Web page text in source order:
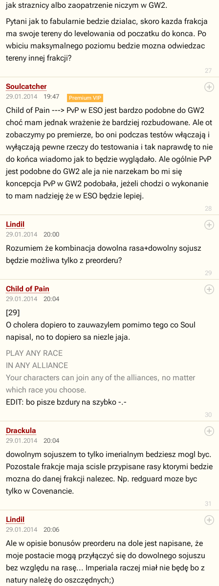
27
jak straznicy albo zaopatrzenie niczym w GW2.
Pytani jak to fabularnie bedzie dzialac, skoro kazda frakcja
ma swoje tereny do levelowania od poczatku do konca. Po
wbiciu maksymalnego poziomu bedzie mozna odwiedzac
tereny innej frakcji?
29.01.2014 19:47
28
Soulcatcher
Premium VIP
Child of Pain ---> PvP w ESO jest bardzo podobne do GW2
choć mam jednak wrażenie że bardziej rozbudowane. Ale ot
zobaczymy po premierze, bo oni podczas testów włączają i
wyłączają pewne rzeczy do testowania i tak naprawdę to nie
do końca wiadomo jak to będzie wyglądało. Ale ogólnie PvP
jest podobne do GW2 ale ja nie narzekam bo mi się
koncepcja PvP w GW2 podobała, jeżeli chodzi o wykonanie
to mam nadzieję że w ESO będzie lepiej.
29.01.2014 20:00
29
Lindil
Rozumiem że kombinacja dowolna rasa+dowolny sojusz
będzie możliwa tylko z preorderu?
29.01.2014 20:04
30
Child of Pain
[29]
O cholera dopiero to zauwazylem pomimo tego co Soul
napisal, no to dopiero sa niezle jaja.
PLAY ANY RACE
IN ANY ALLIANCE
Your characters can join any of the alliances, no matter
which race you choose.
EDIT: bo pisze bzdury na szybko -.-
29.01.2014 20:04
31
Drackula
dowolnym sojuszem to tylko imerialnym bedziesz mogl byc.
Pozostale frakcje maja scisle przypisane rasy ktorymi bedzie
mozna do danej frakcji nalezec. Np. redguard moze byc
tylko w Covenancie.
29.01.2014 20:06
Lindil
Ale w opisie bonusów preorderu na dole jest napisane, że
moje postacie mogą przyłączyć się do dowolnego sojuszu
bez względu na rasę... Imperiala raczej miał nie będę bo z
natury należę do oszczędnych;)